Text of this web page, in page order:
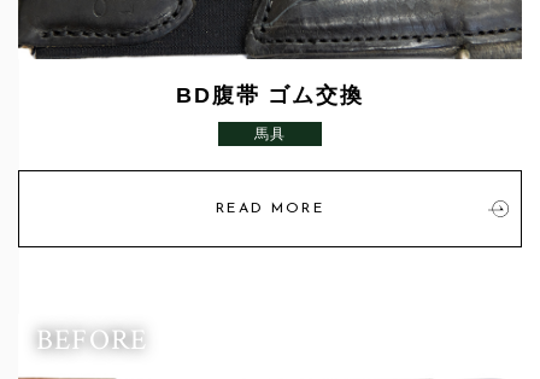
BD腹帯 ゴム交換
馬具
READ MORE
BEFORE